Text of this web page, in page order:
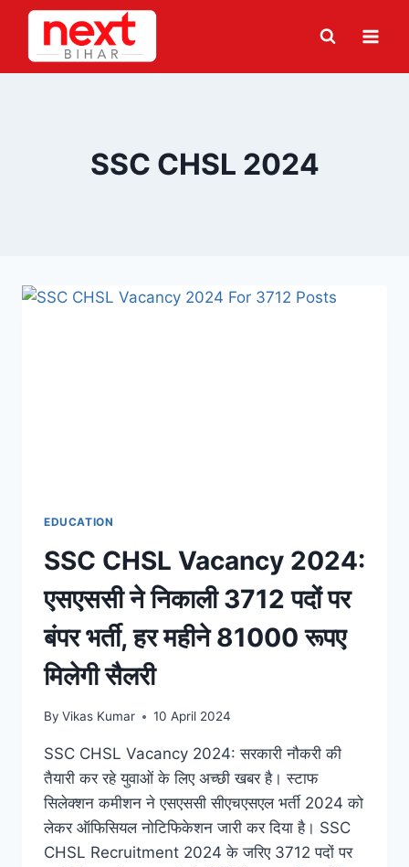
Skip
content
SSC CHSL 2024
EDUCATION
SSC CHSL Vacancy 2024:
एसएससी ने निकाली 3712 पदों पर
बंपर भर्ती, हर महीने 81000 रूपए
मिलेगी सैलरी
By Vikas Kumar 10 April 2024
SSC CHSL Vacancy 2024: सरकारी नौकरी की
तैयारी कर रहे युवाओं के लिए अच्छी खबर है। स्टाफ
सिलेक्शन कमीशन ने एसएससी सीएचएसएल भर्ती 2024 को
लेकर ऑफिसियल नोटिफिकेशन जारी कर दिया है। SSC
CHSL Recruitment 2024 के जरिए 3712 पदों पर